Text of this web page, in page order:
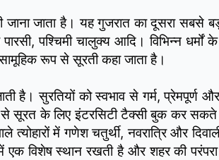
जाता है। यह गुजरात का दूसरा सबसे
पश्चिमी चालुक्य आदि। विभिन्न धर्मों
रूप से सूरती कहा जाता है।
है। सुरतियों को स्वभाव से गर्म, प्रेमपूर्ण
के लिए इंटरसिटी टैक्सी बुक कर सकते
में गणेश चतुर्थी, नवरात्रि और
विशेष स्थान रखती है और शहर की परंपरा